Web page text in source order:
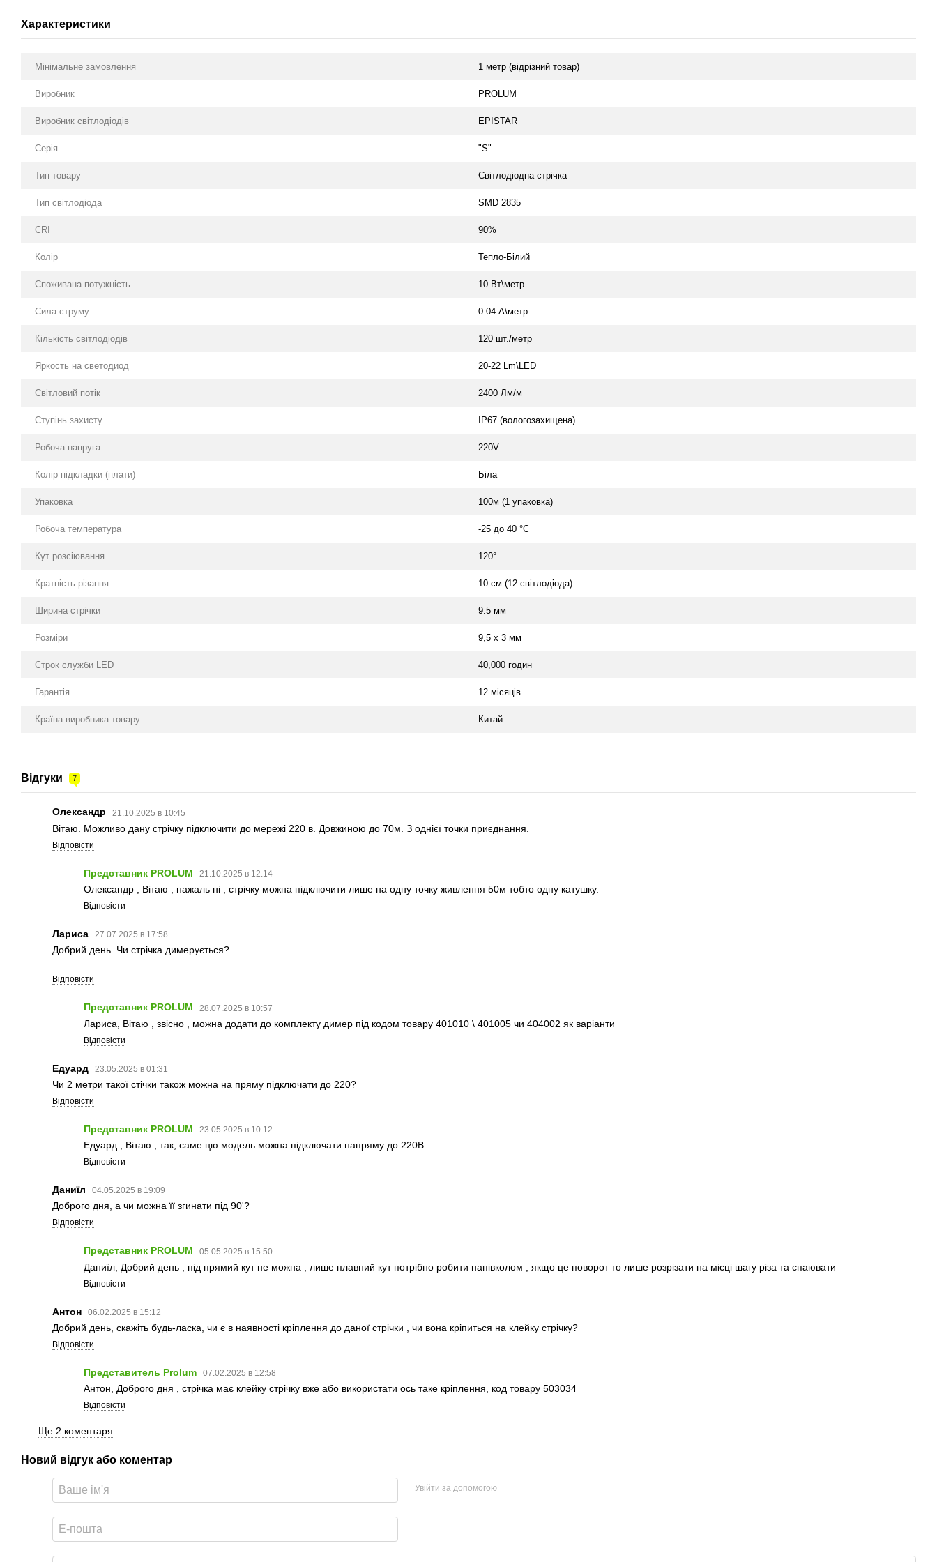
Характеристики
Мінімальне замовлення 1 метр (відрізний товар)
Виробник PROLUM
Виробник світлодіодів EPISTAR
Серія "S"
Тип товару Світлодіодна стрічка
Тип світлодіода SMD 2835
CRI 90%
Колір Тепло-Білий
Споживана потужність 10 Вт\метр
Сила струму 0.04 А\метр
Кількість світлодіодів 120 шт./метр
Яркость на светодиод 20-22 Lm\LED
Світловий потік 2400 Лм/м
Ступінь захисту IP67 (вологозахищена)
Робоча напруга 220V
Колір підкладки (плати) Біла
Упаковка 100м (1 упаковка)
Робоча температура -25 до 40 °C
Кут розсіювання 120°
Кратність різання 10 см (12 світлодіода)
Ширина стрічки 9.5 мм
Розміри 9,5 х 3 мм
Строк служби LED 40,000 годин
Гарантія 12 місяців
Країна виробника товару Китай
Відгуки 7
Олександр 21.10.2025 в 10:45
Вітаю. Можливо дану стрічку підключити до мережі 220 в. Довжиною до 70м. З однієї точки приєднання.
Відповісти
Представник PROLUM 21.10.2025 в 12:14
Олександр , Вітаю , нажаль ні , стрічку можна підключити лише на одну точку живлення 50м тобто одну катушку.
Відповісти
Лариса 27.07.2025 в 17:58
Добрий день. Чи стрічка димерується?
Відповісти
Представник PROLUM 28.07.2025 в 10:57
Лариса, Вітаю , звісно , можна додати до комплекту димер під кодом товару 401010 \ 401005 чи 404002 як варіанти
Відповісти
Едуард 23.05.2025 в 01:31
Чи 2 метри такої стічки також можна на пряму підключати до 220?
Відповісти
Представник PROLUM 23.05.2025 в 10:12
Едуард , Вітаю , так, саме цю модель можна підключати напряму до 220В.
Відповісти
Даниїл 04.05.2025 в 19:09
Доброго дня, а чи можна її згинати під 90'?
Відповісти
Представник PROLUM 05.05.2025 в 15:50
Даниїл, Добрий день , під прямий кут не можна , лише плавний кут потрібно робити напівколом , якщо це поворот то лише розрізати на місці шагу різа та спаювати
Відповісти
Антон 06.02.2025 в 15:12
Добрий день, скажіть будь-ласка, чи є в наявності кріплення до даної стрічки , чи вона кріпиться на клейку стрічку?
Відповісти
Представитель Prolum 07.02.2025 в 12:58
Антон, Доброго дня , стрічка має клейку стрічку вже або використати ось таке кріплення, код товару 503034
Відповісти
Ще 2 коментаря
Новий відгук або коментар
Увійти за допомогою